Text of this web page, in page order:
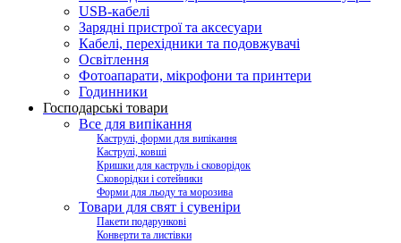
USB-кабелі
Зарядні пристрої та аксесуари
Кабелі, перехідники та подовжувачі
Освітлення
Фотоапарати, мікрофони та принтери
Годинники
Господарські товари
Все для випікання
Каструлі, форми для випікання
Каструлі, ковші
Кришки для каструль і сковорідок
Сковорідки і сотейники
Форми для льоду та морозива
Товари для свят і сувеніри
Пакети подарункові
Конверти та листівки